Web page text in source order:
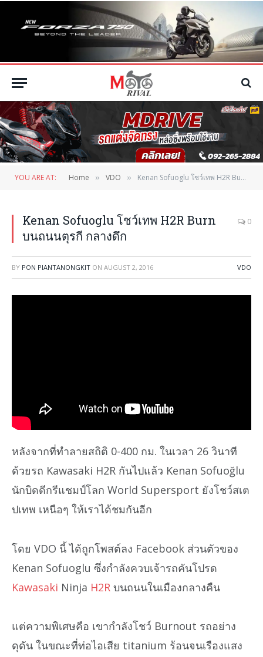
YOU ARE AT: Home » VDO » Kenan Sofuoglu โชว์เทพ H2R Burn บนถนนตุรกี กลางดึก
Kenan Sofuoglu โชว์เทพ H2R Burn
บนถนนตุรกี กลางดึก
0
BY PON PIANTANONGKIT ON AUGUST 2, 2016 VDO
หลังจากที่ทำลายสถิติ 0-400 กม. ในเวลา 26 วินาที
ด้วยรถ Kawasaki H2R กันไปแล้ว Kenan Sofuoğlu
นักบิดดีกรีแชมป์โลก World Supersport ยังโชว์สเต
ปเทพ เหนือๆ ให้เราได้ชมกันอีก
โดย VDO นี้ ได้ถูกโพสต์ลง Facebook ส่วนตัวของ
Kenan Sofuoglu ซึ่งกำลังควบเจ้ารถคันโปรด
Kawasaki Ninja H2R บนถนนในเมืองกลางคืน
แต่ความพิเศษคือ เขากำลังโชว์ Burnout รถอย่าง
ดุดัน ในขณะที่ท่อไอเสีย titanium ร้อนจนเรืองแสง